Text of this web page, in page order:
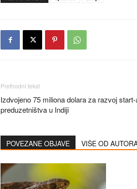
Prethodni tekst
Izdvojeno 75 miliona dolara za razvoj
preduzetništva u Indiji
POVEZANE OBJAVE VIŠE OD